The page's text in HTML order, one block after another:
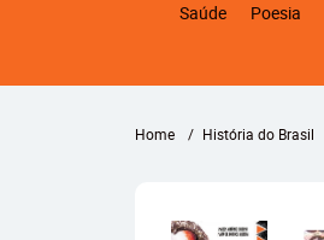
Saúde Poesia
Home História do Brasil